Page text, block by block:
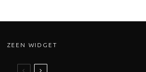
ZEEN WIDGET